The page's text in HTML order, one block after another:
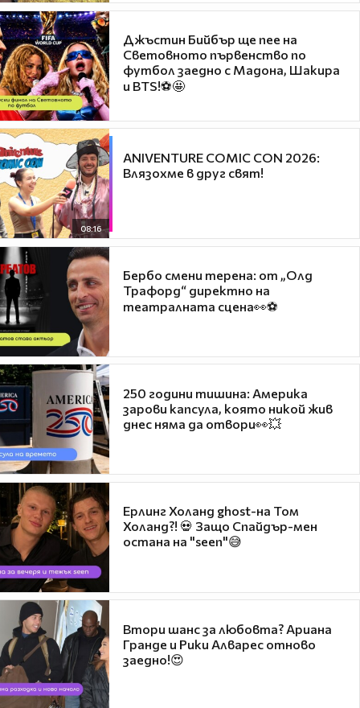
Джъстин Бийбър ще пее на
Световното първенство по
футбол заедно с Мадона, Шакира
и BTS!⚽🤩
08:16
ANIVENTURE COMIC CON 2026:
Влязохме в друг свят!
Бербо смени терена: от „Олд
Трафорд“ директно на
театралната сцена👀⚽
250 години тишина: Америка
зарови капсула, която никой жив
днес няма да отвори👀💥
Ерлинг Холанд ghost-на Том
Холанд?! 💀 Защо Спайдър-мен
остана на "seen"😅
Втори шанс за любовта? Ариана
Гранде и Рики Алварес отново
заедно!😍